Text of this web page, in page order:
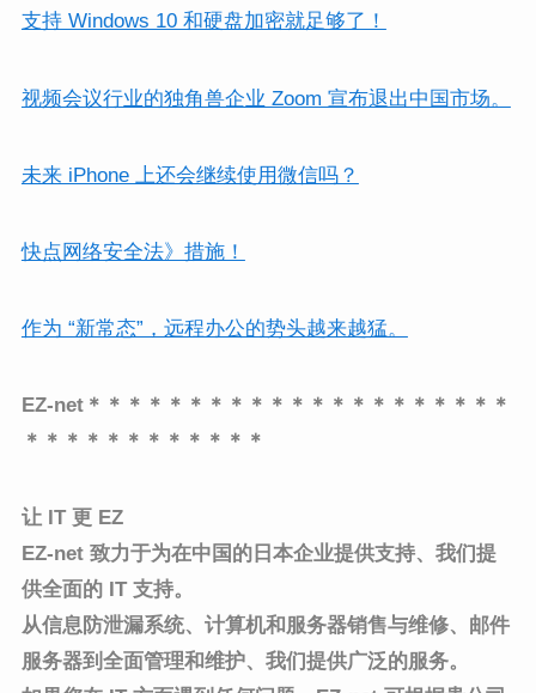
支持 Windows 10 和硬盘加密就足够了！
视频会议行业的独角兽企业 Zoom 宣布退出中国市场。
未来 iPhone 上还会继续使用微信吗？
快点网络安全法》措施！
作为 “新常态”，远程办公的势头越来越猛。
EZ-net＊＊＊＊＊＊＊＊＊＊＊＊＊＊＊＊＊＊＊＊＊
＊＊＊＊＊＊＊＊＊＊＊＊
让 IT 更 EZ
EZ-net 致力于为在中国的日本企业提供支持、 我们提
供全面的 IT 支持。
从信息防泄漏系统、计算机和服务器销售与维修、邮件
服务器到全面管理和维护、 我们提供广泛的服务。